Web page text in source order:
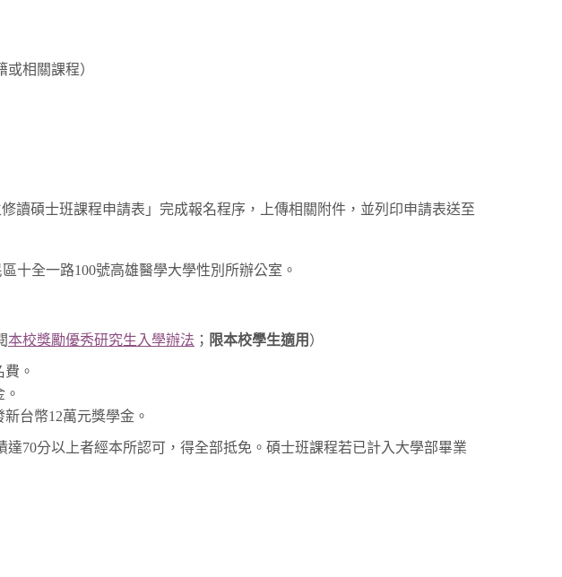
相關課程）
修讀碩士班課程申請表」完成報名程序，上傳相關附件，並列印申請表送至
十全一路100號高雄醫學大學性別所辦公室。
本校獎勵優秀研究生入學辦法 ； 限本校學生適用 ）
。
台幣12萬元獎學金。
70分以上者經本所認可，得全部抵免。碩士班課程若已計入大學部畢業